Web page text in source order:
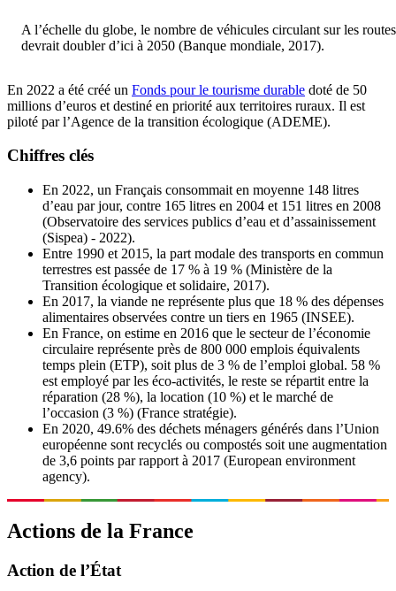
A l’échelle du globe, le nombre de véhicules circulant sur les routes
devrait doubler d’ici à 2050 (Banque mondiale, 2017).
En 2022 a été créé un Fonds pour le tourisme durable doté de 50
millions d’euros et destiné en priorité aux territoires ruraux. Il est
piloté par l’Agence de la transition écologique (ADEME).
Chiffres clés
En 2022, un Français consommait en moyenne 148 litres
d’eau par jour, contre 165 litres en 2004 et 151 litres en 2008
(Observatoire des services publics d’eau et d’assainissement
(Sispea) - 2022).
Entre 1990 et 2015, la part modale des transports en commun
terrestres est passée de 17 % à 19 % (Ministère de la
Transition écologique et solidaire, 2017).
En 2017, la viande ne représente plus que 18 % des dépenses
alimentaires observées contre un tiers en 1965 (INSEE).
En France, on estime en 2016 que le secteur de l’économie
circulaire représente près de 800 000 emplois équivalents
temps plein (ETP), soit plus de 3 % de l’emploi global. 58 %
est employé par les éco-activités, le reste se répartit entre la
réparation (28 %), la location (10 %) et le marché de
l’occasion (3 %) (France stratégie).
En 2020, 49.6% des déchets ménagers générés dans l’Union
européenne sont recyclés ou compostés soit une augmentation
de 3,6 points par rapport à 2017 (European environment
agency).
Actions de la France
Action de l’État